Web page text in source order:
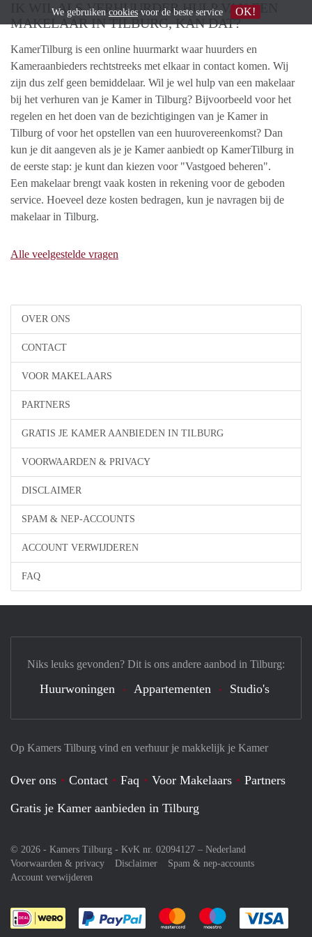
OVER ONS
CONTACT
VOOR MAKELAARS
PARTNERS
GRATIS JE KAMER AANBIEDEN IN TILBURG
VOORWAARDEN & PRIVACY
DISCLAIMER
SPAM & NEP-ACCOUNTS
ACCOUNT VERWIJDEREN
FAQ
IK WIL ALS VERHUURDER HULP VAN EEN
MAKELAAR IN TILBURG, KAN DAT?
KamerTilburg is een online huurmarkt waar huurders en
Kameraanbieders rechtstreeks met elkaar in contact komen. Wij
zijn dus zelf geen bemiddelaar. Wil je wel hulp van een makelaar
bij het verhuren van je Kamer in Tilburg? Bijvoorbeeld voor het
regelen en het doen van de bezichtigingen van je Kamer in
Tilburg of voor het opstellen van een huurovereenkomst? Dan
kun je dit aangeven als je je Kamer aanbiedt op KamerTilburg in
de eerste stap: je kunt dan kiezen voor "Vastgoed beheren".
Een makelaar brengt vaak kosten in rekening voor de geboden
service. Hoeveel deze kosten bedragen, kun je navragen bij de
makelaar in Tilburg.
Alle veelgestelde vragen
Op Kamers Tilburg vind en verhuur je makkelijk je Kamer
Over ons Contact Faq Voor Makelaars
Partners
Gratis je Kamer aanbieden in Tilburg
© 2026 - Kamers Tilburg - KvK nr. 02094127 – Nederland
Voorwaarden & privacy
Disclaimer
Spam & nep-accounts
Account verwijderen
Je rekent gemakkelijk af met Paypal
Je rekent gemakkelijk af met
Je rekent
Niks leuks gevonden? Dit is ons andere aanbod in Tilburg:
Huurwoningen Appartementen Studio's
We gebruiken cookies voor de beste service OK!